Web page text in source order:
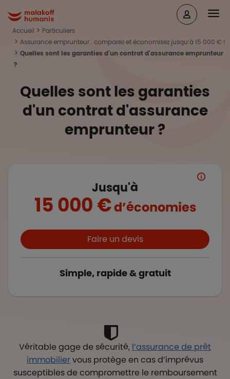
Malakoff Humanis Accueil
Accueil
Particuliers
Assurance emprunteur : comparez et économisez jusqu’à 15 000 € !
Quelles sont les garanties d'un contrat d'assurance emprunteur
?
Quelles sont les garanties
d'un contrat d'assurance
emprunteur ?
Jusqu'à
15 000 €d’économies
Boutons et liens Faire un devis
Simple, rapide & gratuit
Véritable gage de sécurité, l’assurance de prêt
immobiliervous protège en cas d’imprévus
susceptibles de compromettre le remboursement